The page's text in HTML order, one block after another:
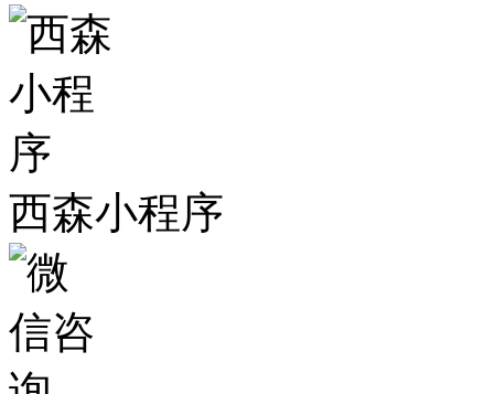
西森小程序